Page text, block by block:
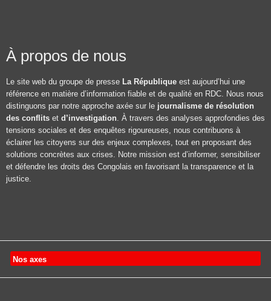
À propos de nous
Le site web du groupe de presse La République est aujourd’hui une
référence en matière d’information fiable et de qualité en RDC. Nous nous
distinguons par notre approche axée sur le journalisme de résolution
des conflits et d’investigation. À travers des analyses approfondies des
tensions sociales et des enquêtes rigoureuses, nous contribuons à
éclairer les citoyens sur des enjeux complexes, tout en proposant des
solutions concrètes aux crises. Notre mission est d’informer, sensibiliser
et défendre les droits des Congolais en favorisant la transparence et la
justice.
Nos axes